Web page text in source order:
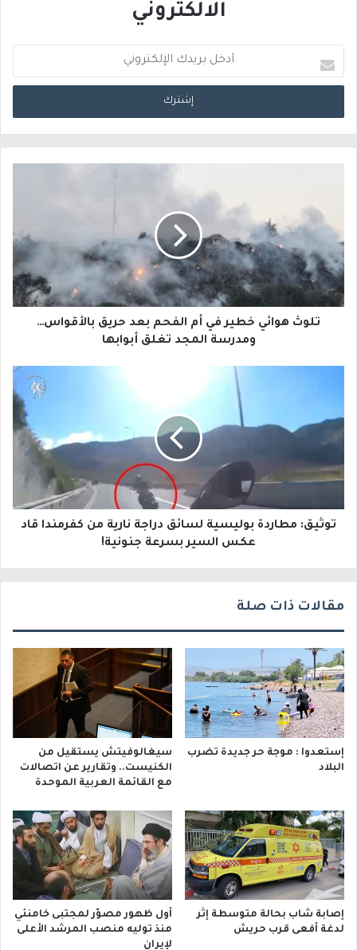
الالكتروني
د
خ
د
ك
ا
إ
ك
ر
تلوث هوائي خطير في أم الفحم بعد حريق بالأقواس…
ومدرسة المجد تغلق أبوابها
توثيق: مطاردة بوليسية لسائق دراجة نارية من كفرمندا قاد
عكس السير بسرعة جنونية!
مقالات ذات صلة
إستعدوا : موجة حر جديدة تضرب
البلاد
سيغالوفيتش يستقيل من
الكنيست.. وتقارير عن اتصالات
مع القائمة العربية الموحدة
إصابة شاب بحالة متوسطة إثر
لدغة أفعى قرب حريش
أول ظهور مصوّر لمجتبى خامنئي
منذ توليه منصب المرشد الأعلى
لإيران